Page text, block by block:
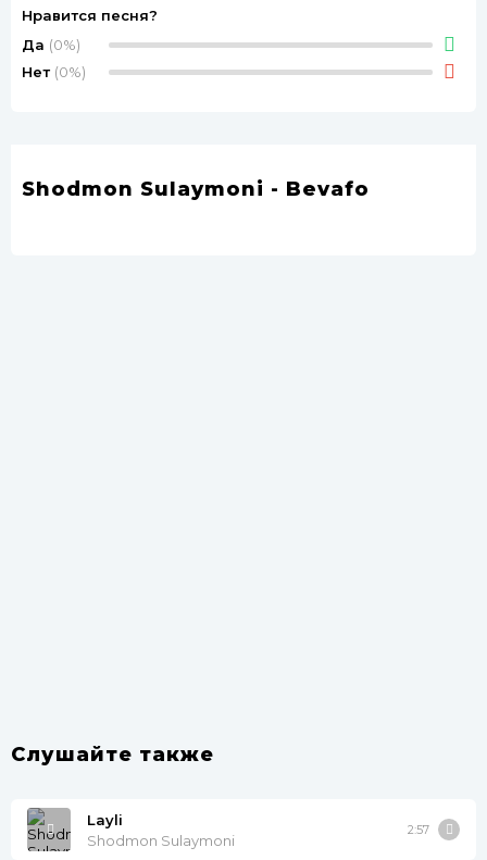
Нравится песня?
Да (0%)
Нет (0%)
Shodmon Sulaymoni - Bevafo
Слушайте также
Layli
Shodmon Sulaymoni
2:57